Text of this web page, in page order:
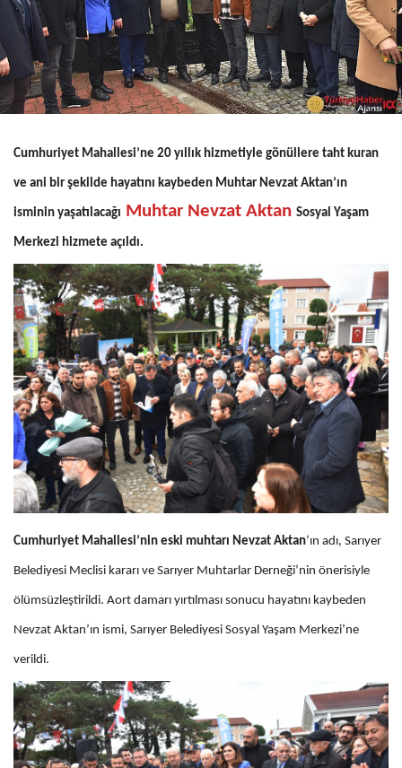
Cumhuriyet Mahallesi’ne 20 yıllık hizmetiyle gönüllere taht kuran
ve ani bir şekilde hayatını kaybeden Muhtar Nevzat Aktan’ın
isminin yaşatılacağı Muhtar Nevzat Aktan Sosyal Yaşam
Merkezi hizmete açıldı.
Cumhuriyet Mahallesi’nin eski muhtarı Nevzat Aktan’ın adı, Sarıyer
Belediyesi Meclisi kararı ve Sarıyer Muhtarlar Derneği’nin önerisiyle
ölümsüzleştirildi. Aort damarı yırtılması sonucu hayatını kaybeden
Nevzat Aktan’ın ismi, Sarıyer Belediyesi Sosyal Yaşam Merkezi’ne
verildi.